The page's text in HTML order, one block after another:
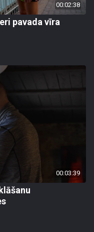
00:02:38
pavada vīra
00:03:39